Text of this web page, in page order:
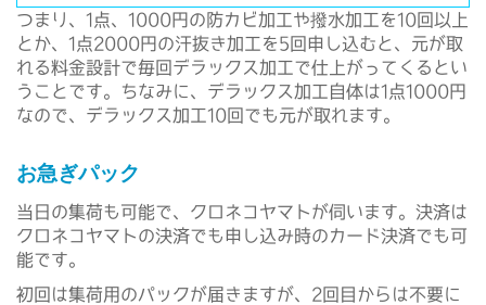
つまり、1点、1000円の防カビ加工や撥水加工を10回以上
とか、1点2000円の汗抜き加工を5回申し込むと、元が取
れる料金設計で毎回デラックス加工で仕上がってくるとい
うことです。ちなみに、デラックス加工自体は1点1000円
なので、デラックス加工10回でも元が取れます。
お急ぎパック
当日の集荷も可能で、クロネコヤマトが伺います。決済は
クロネコヤマトの決済でも申し込み時のカード決済でも可
能です。
初回は集荷用のパックが届きますが、2回目からは不要に